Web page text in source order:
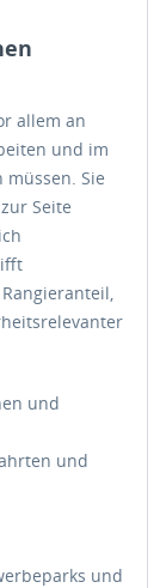
allem an
und im
Sie
Seite
und
und
und